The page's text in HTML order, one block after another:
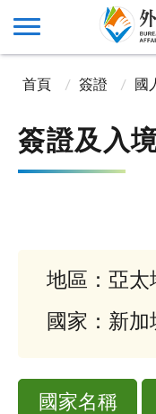
首頁 簽證 國
簽證及入
地區：亞太
國家：新加
國家名稱